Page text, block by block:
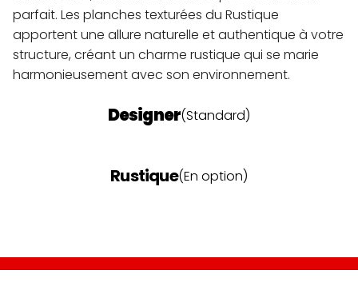
parfait. Les planches texturées du Rustique
apportent une allure naturelle et authentique à votre
structure, créant un charme rustique qui se marie
harmonieusement avec son environnement.
Designer(Standard)
Rustique(En option)